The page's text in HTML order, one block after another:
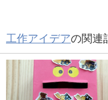
工作アイデアの関連